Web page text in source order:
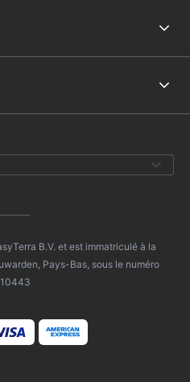
B.V. et est immatriculé à la
Pays-Bas, sous le numéro